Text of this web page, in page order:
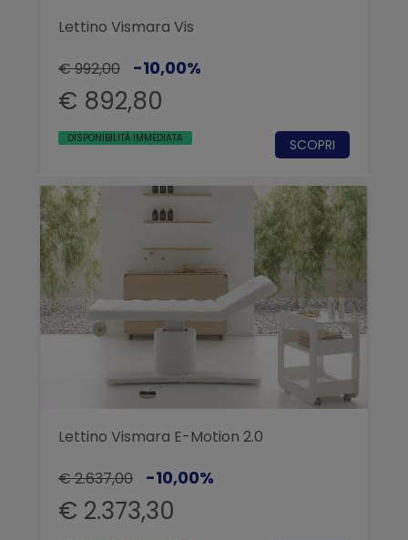
Lettino Vismara Vis
€ 992,00
-10,00%
€ 892,80
DISPONIBILITÀ IMMEDIATA SCOPRI
Lettino Vismara E-Motion 2.0
€ 2.637,00
-10,00%
€ 2.373,30